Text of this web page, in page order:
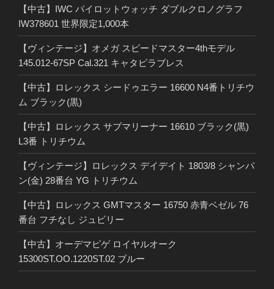
【中古】IWC パイロットウォッチ ダブルクロノグラフ
IW378601 世界限定1,000本
【ヴィンテージ】オメガ スピードマスター4thモデル
145.012-67SP Cal.321 キャタピラブレス
【中古】ロレックス シードゥエラー 16600 N4番トリチウ
ム ブラック(黒)
【中古】ロレックス サブマリーナー 16610 ブラック(黒)
L3番 トリチウム
【ヴィンテージ】ロレックス デイデイト 1803/8 シャンパ
ン(金) 28番台 YG トリチウム
【中古】ロレックス GMTマスター 16750 赤青ベゼル 76
番台 フチなし ジュビリー
【中古】オーデマピゲ ロイヤルオーク
15300ST.OO.1220ST.02 ブルー